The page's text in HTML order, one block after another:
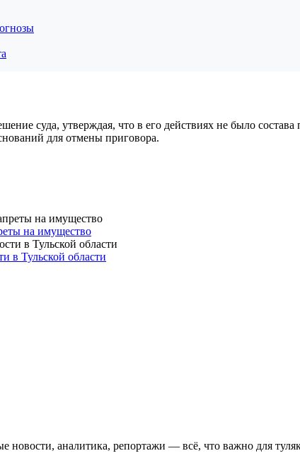
суда, утверждая, что в его действиях не было состава
для отмены приговора.
на имущество
в Тульской области
аналитика, репортажи — всё, что важно для